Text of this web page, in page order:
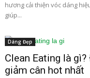
hương cải thiện vóc dáng
giúp...
Dáng Đẹp
Clean Eating là
giảm cân hot nhất